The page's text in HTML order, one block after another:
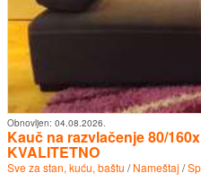
Obnovljen: 04.08.2026.
Kauč na razvlačenje 80/
KVALITETNO
Sve za stan, kuću, baštu /Nameštaj /